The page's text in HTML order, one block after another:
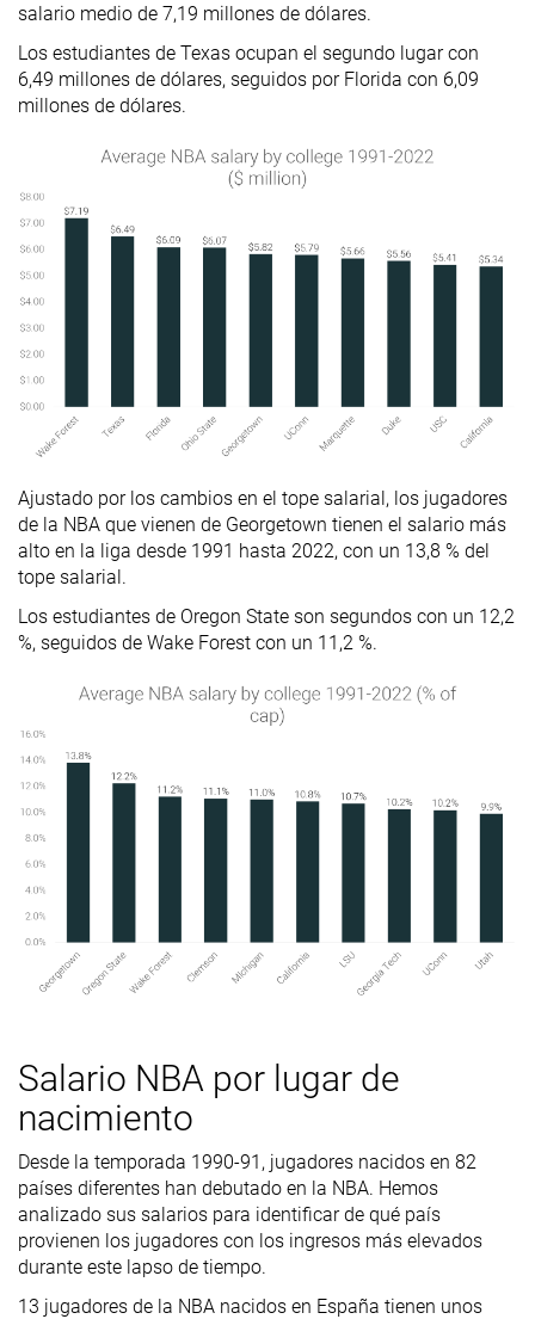
salario medio de 7,19 millones de dólares.
Los estudiantes de Texas ocupan el segundo lugar con
6,49 millones de dólares, seguidos por Florida con 6,09
millones de dólares.
Ajustado por los cambios en el tope salarial, los jugadores
de la NBA que vienen de Georgetown tienen el salario más
alto en la liga desde 1991 hasta 2022, con un 13,8 % del
tope salarial.
Los estudiantes de Oregon State son segundos con un 12,2
%, seguidos de Wake Forest con un 11,2 %.
Salario NBA por lugar de
nacimiento
Desde la temporada 1990-91, jugadores nacidos en 82
países diferentes han debutado en la NBA. Hemos
analizado sus salarios para identificar de qué país
provienen los jugadores con los ingresos más elevados
durante este lapso de tiempo.
13 jugadores de la NBA nacidos en España tienen unos